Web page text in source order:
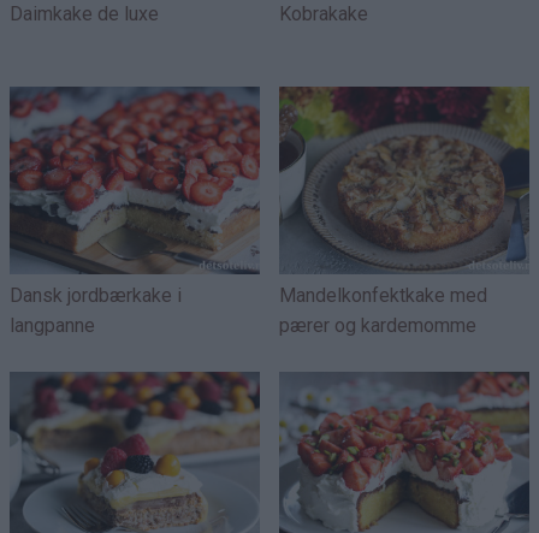
Daimkake de luxe Kobrakake
Dansk jordbærkake i
langpanne
Mandelkonfektkake med
pærer og kardemomme